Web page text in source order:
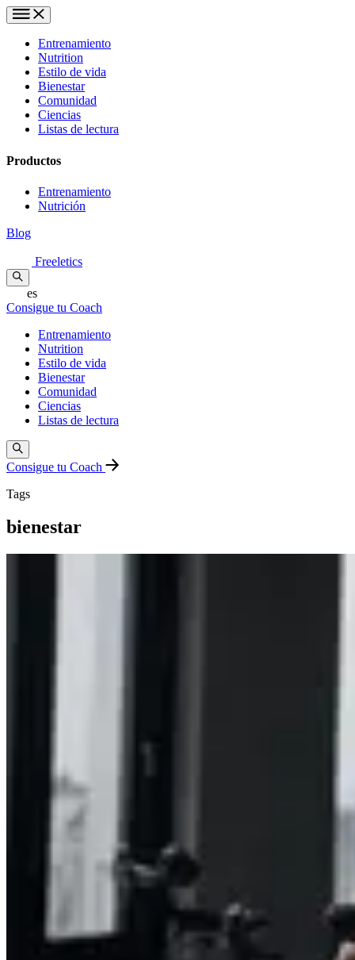
Entrenamiento
Nutrition
Estilo de vida
Bienestar
Comunidad
Ciencias
Listas de lectura
Productos
Entrenamiento
Nutrición
Blog
Freeletics
es
Consigue tu Coach
Entrenamiento
Nutrition
Estilo de vida
Bienestar
Comunidad
Ciencias
Listas de lectura
Consigue tu Coach
Tags
bienestar